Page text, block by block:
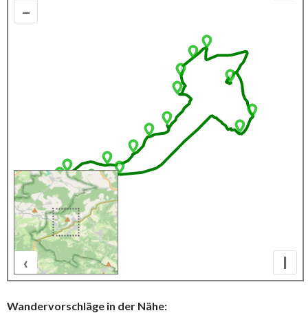
–
I
500 m
‹
Wandervorschläge in der Nähe: